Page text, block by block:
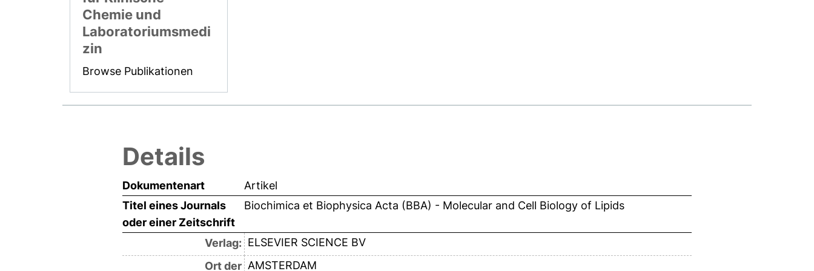
Chemie und
Laboratoriumsmedi
zin
Browse Publikationen
Details
Dokumentenart
Artikel
Titel eines Journals
oder einer Zeitschrift
Biochimica et Biophysica Acta (BBA) - Molecular and Cell Biology of Lipids
Verlag: ELSEVIER SCIENCE BV
Ort der AMSTERDAM